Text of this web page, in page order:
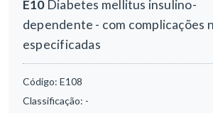
E10Diabetes mellitus insulino-
dependente - com complicações
especificadas
Código: E108
Classificação: -